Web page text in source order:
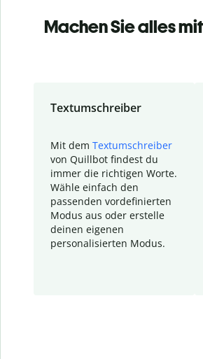
Machen Sie alles
Textumschreiber
Mit dem Textumschreiber
von Quillbot findest du
immer die richtigen Worte.
Wähle einfach den
passenden vordefinierten
Modus aus oder erstelle
deinen eigenen
personalisierten Modus.